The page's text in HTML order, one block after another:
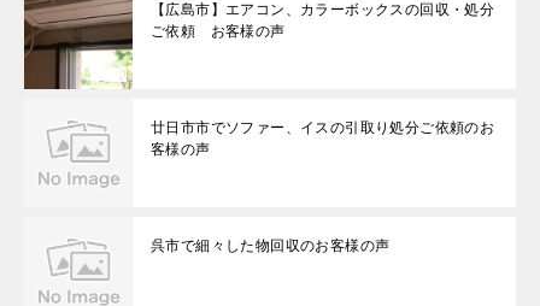
【広島市】エアコン、カラーボックスの回収・処分
ご依頼 お客様の声
廿日市市でソファー、イスの引取り処分ご依頼のお
客様の声
呉市で細々した物回収のお客様の声